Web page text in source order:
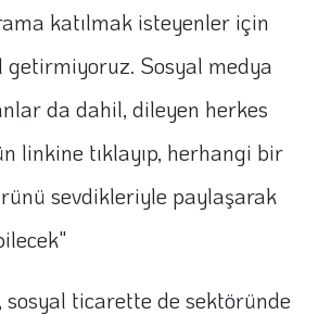
katılmak isteyenler için
getirmiyoruz. Sosyal medya
da dahil, dileyen herkes
linkine tıklayıp, herhangi bir
sevdikleriyle paylaşarak
sosyal ticarette de sektöründe